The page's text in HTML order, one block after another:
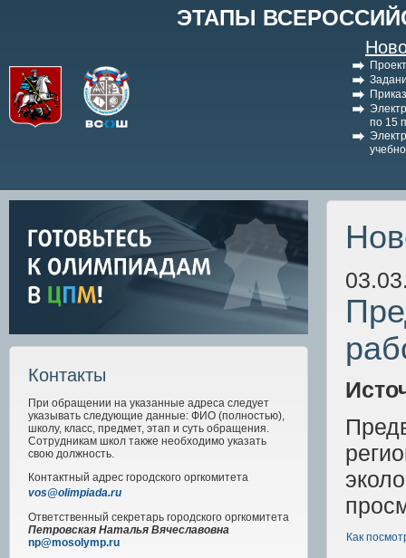
ЭТАПЫ
по 15
Контакты
При обращении на указанные адреса следует
указывать следующие данные: ФИО (полностью),
школу, класс, предмет, этап и суть обращения.
Сотрудникам школ также необходимо указать
свою должность.
Контактный адрес городского оргкомитета
vos@olimpiada.ru
Ответственный секретарь городского оргкомитета
Петровская Наталья Вячеславовна
np@mosolymp.ru
Как